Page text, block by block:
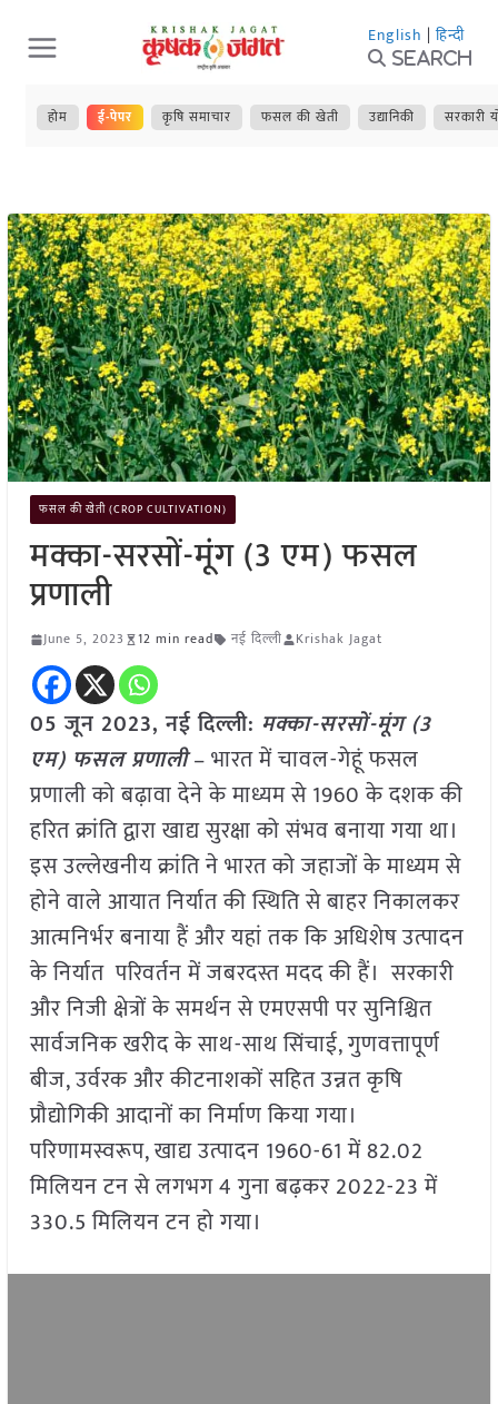
Skip
to
content
English | हिन्दी
Search
होम ई-पेपर कृषि समाचार फसल की खेती उद्यानिकी सरकारी
फसल की खेती (CROP CULTIVATION)
मक्का-सरसों-मूंग (3 एम) फसल
प्रणाली
June 5, 2023 12 min read नई दिल्ली Krishak Jagat
05 जून 2023, नई दिल्ली: मक्का-सरसों-मूंग (3
एम) फसल प्रणाली– भारत में चावल-गेहूं फसल
प्रणाली को बढ़ावा देने के माध्यम से 1960 के दशक की
हरित क्रांति द्वारा खाद्य सुरक्षा को संभव बनाया गया था।
इस उल्लेखनीय क्रांति ने भारत को जहाजों के माध्यम से
होने वाले आयात निर्यात की स्थिति से बाहर निकालकर
आत्मनिर्भर बनाया हैं और यहां तक कि अधिशेष उत्पादन
के निर्यात परिवर्तन में जबरदस्त मदद की हैं। सरकारी
और निजी क्षेत्रों के समर्थन से एमएसपी पर सुनिश्चित
सार्वजनिक खरीद के साथ-साथ सिंचाई, गुणवत्तापूर्ण
बीज, उर्वरक और कीटनाशकों सहित उन्नत कृषि
प्रौद्योगिकी आदानों का निर्माण किया गया।
परिणामस्वरूप, खाद्य उत्पादन 1960-61 में 82.02
मिलियन टन से लगभग 4 गुना बढ़कर 2022-23 में
330.5 मिलियन टन हो गया।